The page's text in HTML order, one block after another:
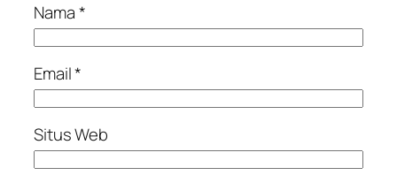
Nama*
Email*
Situs Web